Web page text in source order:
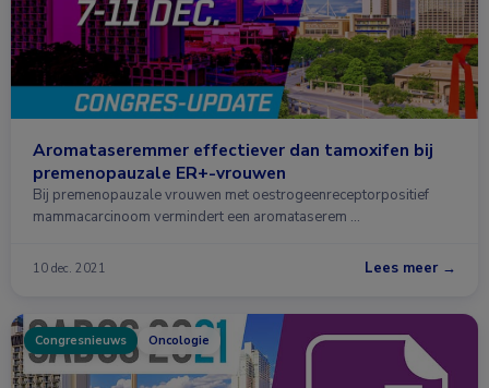
Aromataseremmer effectiever dan tamoxifen bij
premenopauzale ER+-vrouwen
Bij premenopauzale vrouwen met oestrogeenreceptorpositief
mammacarcinoom vermindert een aromataserem …
10 dec. 2021 Lees meer →
Congresnieuws Oncologie